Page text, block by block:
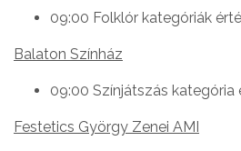
09:00 Folklór kategóriák
Balaton Színház
09:00 Színjátszás kategória
Festetics György Zenei AMI